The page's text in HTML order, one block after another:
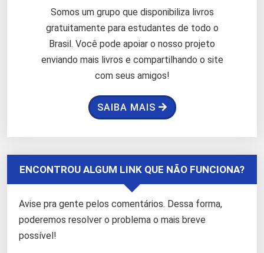
Somos um grupo que disponibiliza livros
gratuitamente para estudantes de todo o
Brasil. Você pode apoiar o nosso projeto
enviando mais livros e compartilhando o site
com seus amigos!
SAIBA MAIS
ENCONTROU ALGUM LINK QUE NÃO FUNCIONA?
Avise pra gente pelos comentários. Dessa forma,
poderemos resolver o problema o mais breve
possível!